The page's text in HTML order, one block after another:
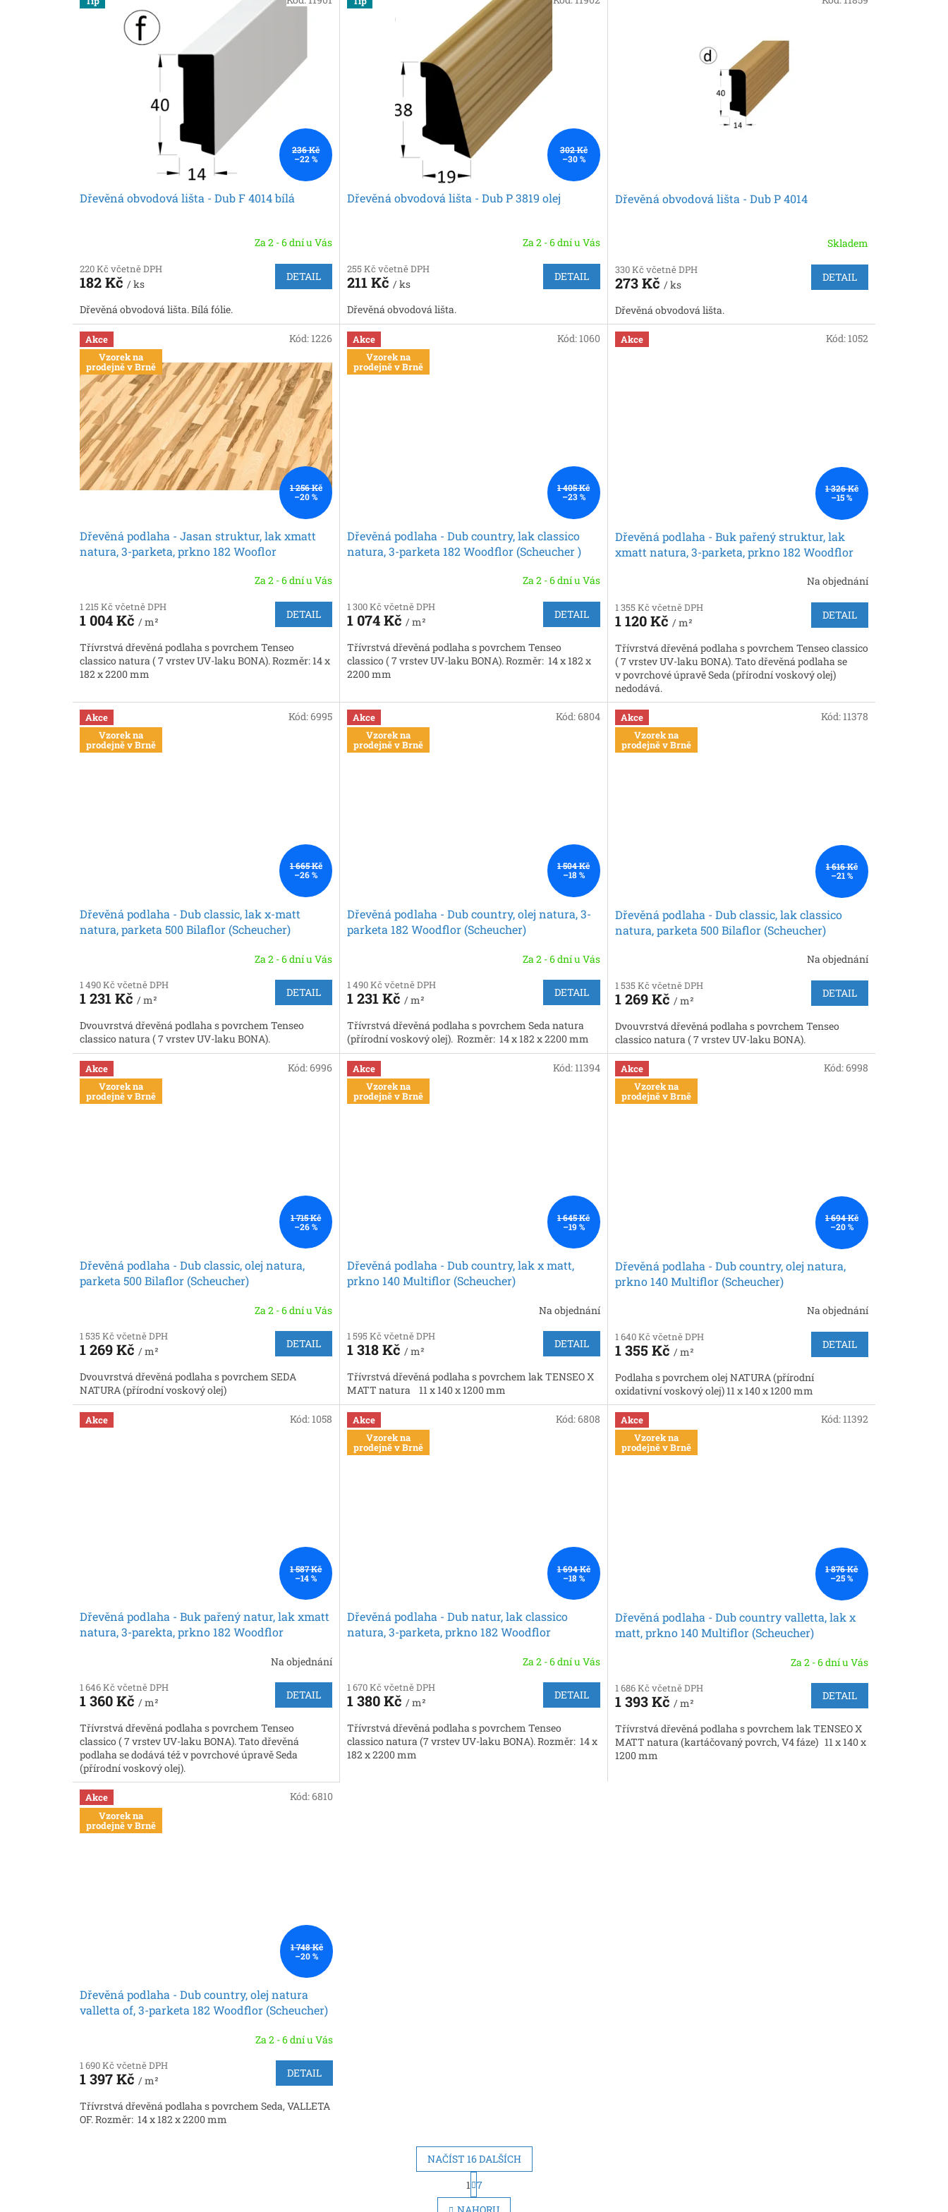
ý
236 Kč
–22 %
Dřevěná obvodová lišta - Dub F 4014 bílá
Za 2 - 6 dní u Vás
220 Kč včetně DPH
182 Kč / ks
DETAIL
Dřevěná obvodová lišta. Bílá fólie.
302 Kč
–30 %
Dřevěná obvodová lišta - Dub P 3819 olej
Za 2 - 6 dní u Vás
255 Kč včetně DPH
211 Kč / ks
DETAIL
Dřevěná obvodová lišta.
Dřevěná obvodová lišta - Dub P 4014
Skladem
330 Kč včetně DPH
273 Kč / ks
DETAIL
Dřevěná obvodová lišta.
Akce
Vzorek na
prodejně v Brně
1 256 Kč
–20 %
Dřevěná podlaha - Jasan struktur, lak xmatt
natura, 3-parketa, prkno 182 Wooflor
Za 2 - 6 dní u Vás
1 215 Kč včetně DPH
1 004 Kč / m²
DETAIL
Třívrstvá dřevěná podlaha s povrchem Tenseo
classico natura ( 7 vrstev UV-laku BONA). Rozměr: 14 x
182 x 2200 mm
Kód: 1226
Akce
Vzorek na
prodejně v Brně
1 405 Kč
–23 %
Dřevěná podlaha - Dub country, lak classico
natura, 3-parketa 182 Woodflor (Scheucher )
Za 2 - 6 dní u Vás
1 300 Kč včetně DPH
1 074 Kč / m²
DETAIL
Třívrstvá dřevěná podlaha s povrchem Tenseo
classico ( 7 vrstev UV-laku BONA). Rozměr: 14 x 182 x
2200 mm
Kód: 1060 Akce
1 326 Kč
–15 %
Dřevěná podlaha - Buk pařený struktur, lak
xmatt natura, 3-parketa, prkno 182 Woodflor
Na objednání
1 355 Kč včetně DPH
1 120 Kč / m²
DETAIL
Třívrstvá dřevěná podlaha s povrchem Tenseo classico
( 7 vrstev UV-laku BONA). Tato dřevěná podlaha se
v povrchové úpravě Seda (přírodní voskový olej)
nedodává.
Kód: 1052
Akce
Vzorek na
prodejně v Brně
1 665 Kč
–26 %
Dřevěná podlaha - Dub classic, lak x-matt
natura, parketa 500 Bilaflor (Scheucher)
Za 2 - 6 dní u Vás
1 490 Kč včetně DPH
1 231 Kč / m²
DETAIL
Dvouvrstvá dřevěná podlaha s povrchem Tenseo
classico natura ( 7 vrstev UV-laku BONA).
Kód:6995
Akce
Vzorek na
prodejně v Brně
1 504 Kč
–18 %
Dřevěná podlaha - Dub country, olej natura, 3-
parketa 182 Woodflor (Scheucher)
Za 2 - 6 dní u Vás
1 490 Kč včetně DPH
1 231 Kč / m²
DETAIL
Třívrstvá dřevěná podlaha s povrchem Seda natura
(přírodní voskový olej). Rozměr: 14 x 182 x 2200 mm
Kód:6804
Akce
Vzorek na
prodejně v Brně
1 616 Kč
–21 %
Dřevěná podlaha - Dub classic, lak classico
natura, parketa 500 Bilaflor (Scheucher)
Na objednání
1 535 Kč včetně DPH
1 269 Kč / m²
DETAIL
Dvouvrstvá dřevěná podlaha s povrchem Tenseo
classico natura ( 7 vrstev UV-laku BONA).
Kód: 11378
Akce
Vzorek na
prodejně v Brně
1 715 Kč
–26 %
Dřevěná podlaha - Dub classic, olej natura,
parketa 500 Bilaflor (Scheucher)
Za 2 - 6 dní u Vás
1 535 Kč včetně DPH
1 269 Kč / m²
DETAIL
Dvouvrstvá dřevěná podlaha s povrchem SEDA
NATURA (přírodní voskový olej)
Kód:6996
Akce
Vzorek na
prodejně v Brně
1 645 Kč
–19 %
Dřevěná podlaha - Dub country, lak x matt,
prkno 140 Multiflor (Scheucher)
Na objednání
1 595 Kč včetně DPH
1 318 Kč / m²
DETAIL
Třívrstvá dřevěná podlaha s povrchem lak TENSEO X
MATT natura 11 x 140 x 1200 mm
Kód: 11394
Akce
Vzorek na
prodejně v Brně
1 694 Kč
–20 %
Dřevěná podlaha - Dub country, olej natura,
prkno 140 Multiflor (Scheucher)
Na objednání
1 640 Kč včetně DPH
1 355 Kč / m²
DETAIL
Podlaha s povrchem olej NATURA (přírodní
oxidativní voskový olej) 11 x 140 x 1200 mm
Kód:6998
Akce
1 587 Kč
–14 %
Dřevěná podlaha - Buk pařený natur, lak xmatt
natura, 3-parekta, prkno 182 Woodflor
Na objednání
1 646 Kč včetně DPH
1 360 Kč / m²
DETAIL
Třívrstvá dřevěná podlaha s povrchem Tenseo
classico ( 7 vrstev UV-laku BONA). Tato dřevěná
podlaha se dodává též v povrchové úpravě Seda
(přírodní voskový olej).
Kód: 1058
Akce
Vzorek na
prodejně v Brně
1 694 Kč
–18 %
Dřevěná podlaha - Dub natur, lak classico
natura, 3-parketa, prkno 182 Woodflor
Za 2 - 6 dní u Vás
1 670 Kč včetně DPH
1 380 Kč/ m²
DETAIL
Třívrstvá dřevěná podlaha s povrchem Tenseo
classico natura (7 vrstev UV-laku BONA). Rozměr: 14 x
182 x 2200 mm
Kód:6808
Akce
Vzorek na
prodejně v Brně
1 876 Kč
–25 %
Dřevěná podlaha - Dub country valletta, lak x
matt, prkno 140 Multiflor (Scheucher)
Za 2 - 6 dní u Vás
1 686 Kč včetně DPH
1 393 Kč / m²
DETAIL
Třívrstvá dřevěná podlaha s povrchem lak TENSEO X
MATT natura (kartáčovaný povrch, V4 fáze) 11 x 140 x
1200 mm
Kód: 11392
Akce
Vzorek na
prodejně v Brně
1 748 Kč
–20 %
Dřevěná podlaha - Dub country, olej natura
valletta of, 3-parketa 182 Woodflor (Scheucher)
Za 2 - 6 dní u Vás
1 690 Kč včetně DPH
1 397 Kč / m²
DETAIL
Třívrstvá dřevěná podlaha s povrchem Seda, VALLETA
OF. Rozměr: 14 x 182 x 2200 mm
Kód:6810
O
v
NAČÍST 16 DALŠÍCH
S
t
r
1 7